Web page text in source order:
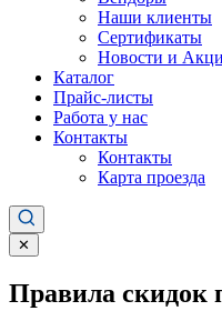
Наши клиенты
Сертификаты
Новости и
Каталог
Прайс-листы
Работа у нас
Контакты
Контакты
Карта проезда
✕
Правила скидок